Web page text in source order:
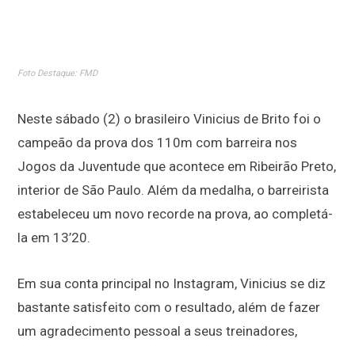
Foto Destaque: FMD
Neste sábado (2) o brasileiro Vinicius de Brito foi o
campeão da prova dos 110m com barreira nos
Jogos da Juventude que acontece em Ribeirão Preto,
interior de São Paulo. Além da medalha, o barreirista
estabeleceu um novo recorde na prova, ao completá-
la em 13’20.
Em sua conta principal no Instagram, Vinicius se diz
bastante satisfeito com o resultado, além de fazer
um agradecimento pessoal a seus treinadores,